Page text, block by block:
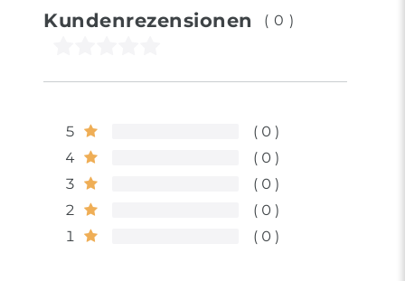
Kundenrezensionen (0)
5
0
4
0
3
0
2
0
1
0